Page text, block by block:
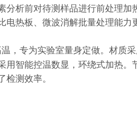
析前对待测样品进行前处理加
热板、微波消解批量处理能力
温，专为实验室量身定做。材质
智能控温数显，环绕式加热。
测效率。